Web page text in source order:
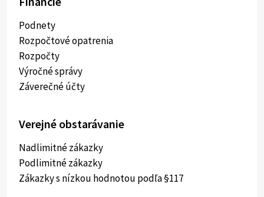
Podnety
Rozpočtové opatrenia
Rozpočty
Výročné správy
Záverečné účty
Verejné obstarávanie
Nadlimitné zákazky
Podlimitné zákazky
Zákazky s nízkou hodnotou podľa §117